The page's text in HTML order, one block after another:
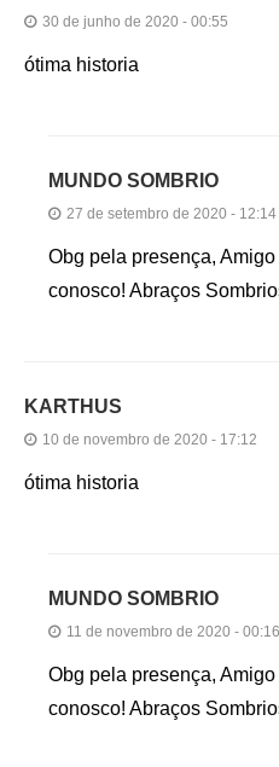
30 de junho de 2020 - 00:55
ótima historia
MUNDO SOMBRIO
27 de setembro de 2020 - 12:14
Obg pela presença,
conosco! Abraços
KARTHUS
10 de novembro de 2020 - 17:12
ótima historia
MUNDO SOMBRIO
11 de novembro de 2020 - 00:16
Obg pela presença,
conosco! Abraços